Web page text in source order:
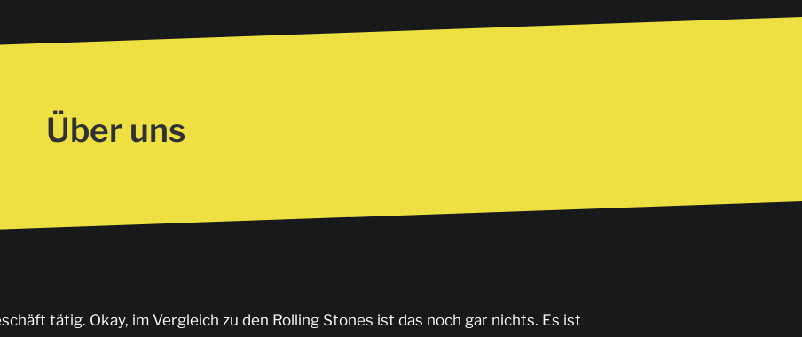
Über uns
tätig. Okay, im Vergleich zu den Rolling Stones ist das noch gar nichts. Es ist